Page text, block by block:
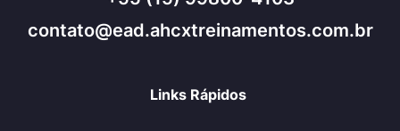
contato@ead.ahcxtreinamentos.com.br
Links Rápidos